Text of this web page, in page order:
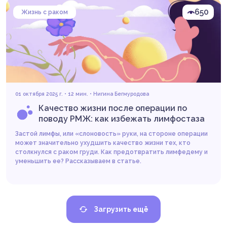
Читать
Жизнь с раком 650
01 октября 2025 г. • 12 мин. • Нигина Бегмуродова
Качество жизни после операции по
поводу РМЖ: как избежать лимфостаза
Застой лимфы, или «слоновость» руки, на стороне операции
может значительно ухудшить качество жизни тех, кто
столкнулся с раком груди. Как предотвратить лимфедему и
уменьшить ее? Рассказываем в статье.
Загрузить ещё